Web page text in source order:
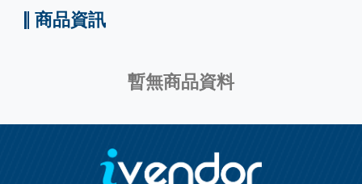
商品資訊
暫無商品資料